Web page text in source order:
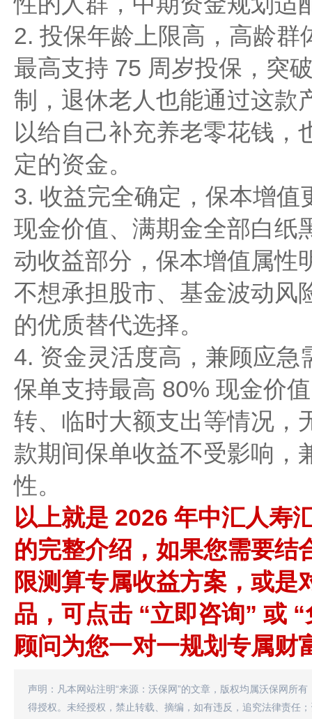
2. 投保年龄上限高，高龄群
最高支持 75 周岁投保，突
制，退休老人也能通过这款
以给自己补充养老零花钱，
定的资金。
3. 收益完全确定，保本增值
现金价值、满期金全部白纸
动收益部分，保本增值属性
不想承担股市、基金波动风
的优质替代选择。
4. 资金灵活度高，兼顾应急
保单支持最高 80% 现金价
转、临时大额支出等情况，
款期间保单收益不受影响，
性。
以上就是 2026 年中汇人寿
的完整介绍，如果您需要结
限测算专属收益方案，或是
品，可点击 “立即咨询” 或
顾问为您一对一规划专属财
声明：凡本网站注明“来源：沃保网”的文章，版权均属沃保网所
得授权。未经授权，禁止转载、摘编，如有违反，追究法律责任